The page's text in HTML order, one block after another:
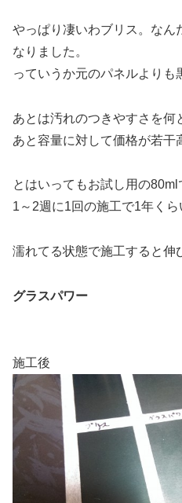
やっぱり凄いわブリス。なん
なりました。
っていうか元のパネルよりも
あとは汚れのつきやすさを何
あと容量に対して価格が若干
とはいってもお試し用の
1～2週に1回の施工で1年くら
濡れてる状態で施工すると伸
グラスパワー
施工後